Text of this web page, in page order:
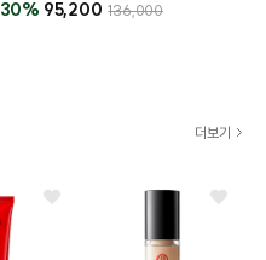
30% 95,200 136,000
더보기